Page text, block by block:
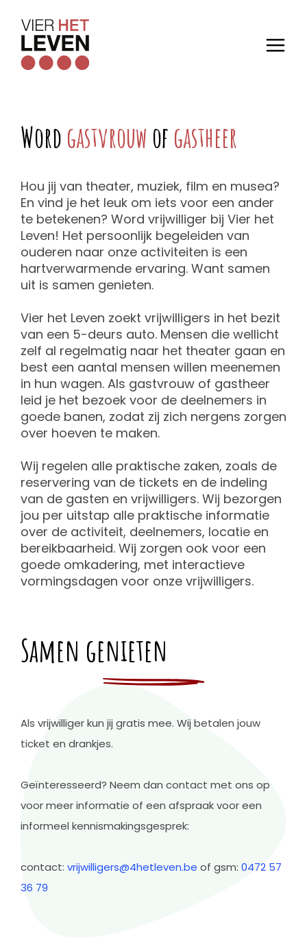
Wordgastvrouw ofgastheer
Hou jij van theater, muziek, film en musea?
En vind je het leuk om iets voor een ander
te betekenen? Word vrijwilliger bij Vier het
Leven! Het persoonlijk begeleiden van
ouderen naar onze activiteiten is een
hartverwarmende ervaring. Want samen
uit is samen genieten.
Vier het Leven zoekt vrijwilligers in het bezit
van een 5-deurs auto. Mensen die wellicht
zelf al regelmatig naar het theater gaan en
best een aantal mensen willen meenemen
in hun wagen. Als gastvrouw of gastheer
leid je het bezoek voor de deelnemers in
goede banen, zodat zij zich nergens zorgen
over hoeven te maken.
Wij regelen alle praktische zaken, zoals de
reservering van de tickets en de indeling
van de gasten en vrijwilligers. Wij bezorgen
jou per uitstap alle praktische informatie
over de activiteit, deelnemers, locatie en
bereikbaarheid. Wij zorgen ook voor een
goede omkadering, met interactieve
vormingsdagen voor onze vrijwilligers.
Samen genieten
Als vrijwilliger kun jij gratis mee. Wij betalen jouw
ticket en drankjes.
Geïnteresseerd? Neem dan contact met ons op
voor meer informatie of een afspraak voor een
informeel kennismakingsgesprek:
contact: vrijwilligers@4hetleven.be of gsm: 0472 57
36 79